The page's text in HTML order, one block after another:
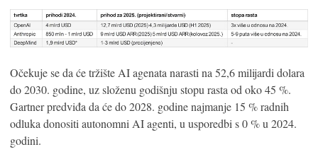
Očekuje se da će tržište AI agenata narasti na 52,6 milijardi dolara
do 2030. godine, uz složenu godišnju stopu rasta od oko 45 %.
Gartner predviđa da će do 2028. godine najmanje 15 % radnih
odluka donositi autonomni AI agenti, u usporedbi s 0 % u 2024.
godini.